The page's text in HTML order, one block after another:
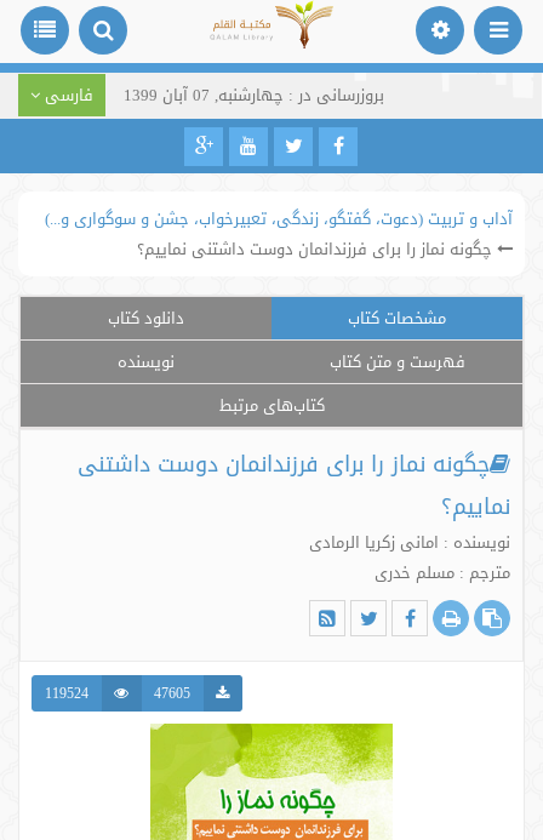
بروزرسانی در : چهارشنبه, 07 آبان 1399 فارسی
آداب و تربیت (دعوت، گفتگو، زندگی، تعبیرخواب، جشن و سوگواری و...)
چگونه نماز را برای فرزندانمان دوست داشتنی نماییم؟
مشخصات کتاب
دانلود کتاب
فهرست و متن کتاب
نویسنده
کتاب‌های مرتبط
چگونه نماز را برای فرزندانمان دوست داشتنی
نماییم؟
نویسنده : امانی زکریا الرمادی
مترجم : مسلم خدری
47605
119524